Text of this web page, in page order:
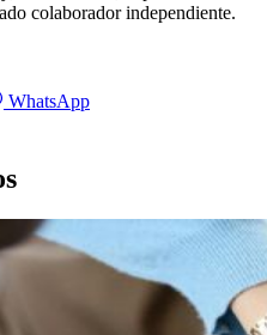
colaborador independiente.
WhatsApp